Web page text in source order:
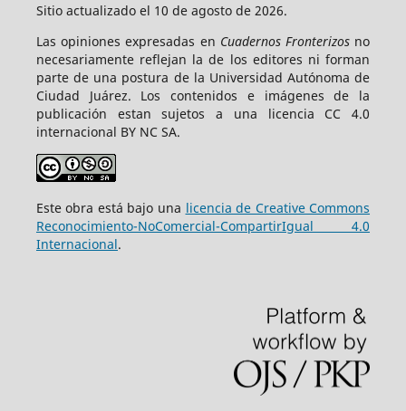
Sitio actualizado el 10 de agosto de 2026.
Las opiniones expresadas en Cuadernos Fronterizosno
necesariamente reflejan la de los editores ni forman
parte de una postura de la Universidad Autónoma de
Ciudad Juárez. Los contenidos e imágenes de la
publicación estan sujetos a una licencia CC 4.0
internacional BY NC SA.
Este obra está bajo una licencia de Creative Commons
Reconocimiento-NoComercial-CompartirIgual 4.0
Internacional.